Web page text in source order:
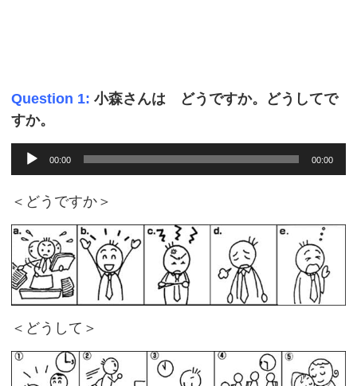
Question 1: 小森さんは どうですか。どうしてで
すか。
Audio
Player
00:00 00:00
＜どうですか＞
＜どうして＞